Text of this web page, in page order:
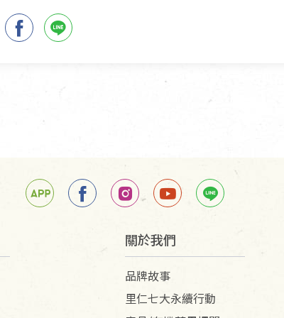
關於我們
品牌故事
里仁七大永續行動